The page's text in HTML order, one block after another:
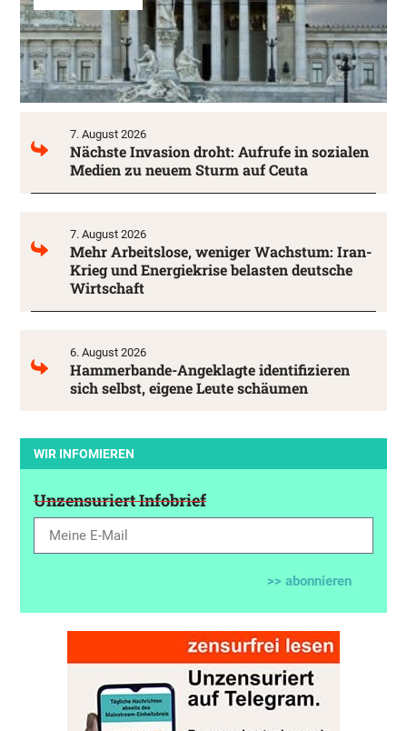
7. August 2026
Nächste Invasion droht: Aufrufe in sozialen
Medien zu neuem Sturm auf Ceuta
7. August 2026
Mehr Arbeitslose, weniger Wachstum: Iran-
Krieg und Energiekrise belasten deutsche
Wirtschaft
6. August 2026
Hammerbande-Angeklagte identifizieren
sich selbst, eigene Leute schäumen
WIR INFOMIEREN
Unzensuriert Infobrief
>> abonnieren